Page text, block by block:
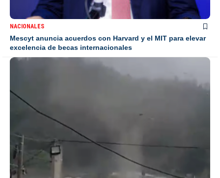
NACIONALES
Mescyt anuncia acuerdos con Harvard y el MIT para elevar
excelencia de becas internacionales